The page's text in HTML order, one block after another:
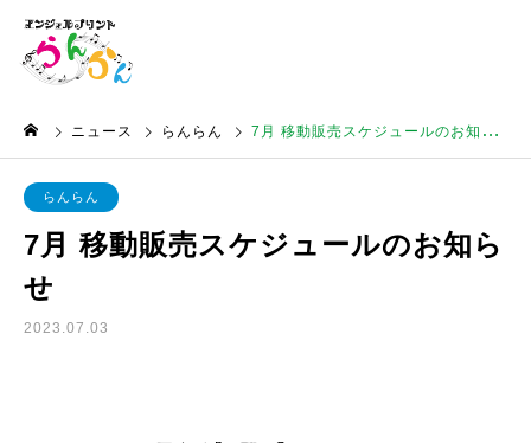
ニュース らんらん 7月 移動販売スケジュールのお知らせ
らんらん
7月 移動販売スケジュールのお知ら
せ
2023.07.03